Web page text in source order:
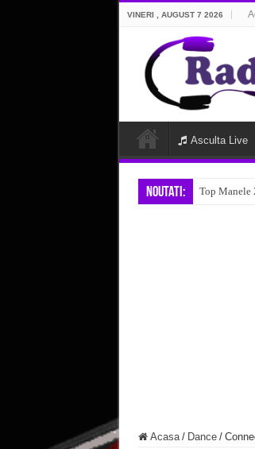
VINERI , AUGUST 7 2026
Asculta Live
Noutati: Top Manele
Acasa / Dance /